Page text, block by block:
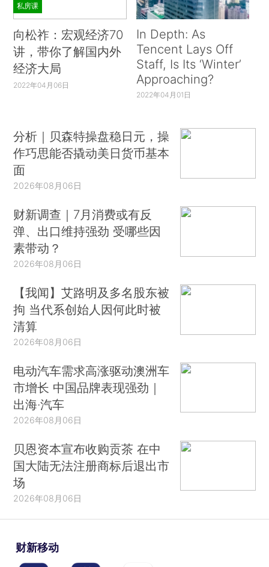
私房课
向松祚：宏观经济70
讲，带你了解国内外
经济大局
2022年04月06日
In Depth: As
Tencent Lays Off
Staff, Is Its ‘Winter’
Approaching?
2022年04月01日
分析｜贝森特操盘稳日元，操
作巧思能否撬动美日货币基本
面
2026年08月06日
财新调查｜7月消费或有反
弹、出口维持强劲 受哪些因
素带动？
2026年08月06日
【我闻】艾路明及多名股东被
拘 当代系创始人因何此时被
清算
2026年08月06日
电动汽车需求高涨驱动澳洲车
市增长 中国品牌表现强劲｜
出海·汽车
2026年08月06日
贝恩资本宣布收购贡茶 在中
国大陆无法注册商标后退出市
场
2026年08月06日
财新移动